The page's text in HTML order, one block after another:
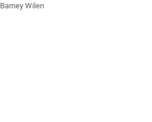
Wilen